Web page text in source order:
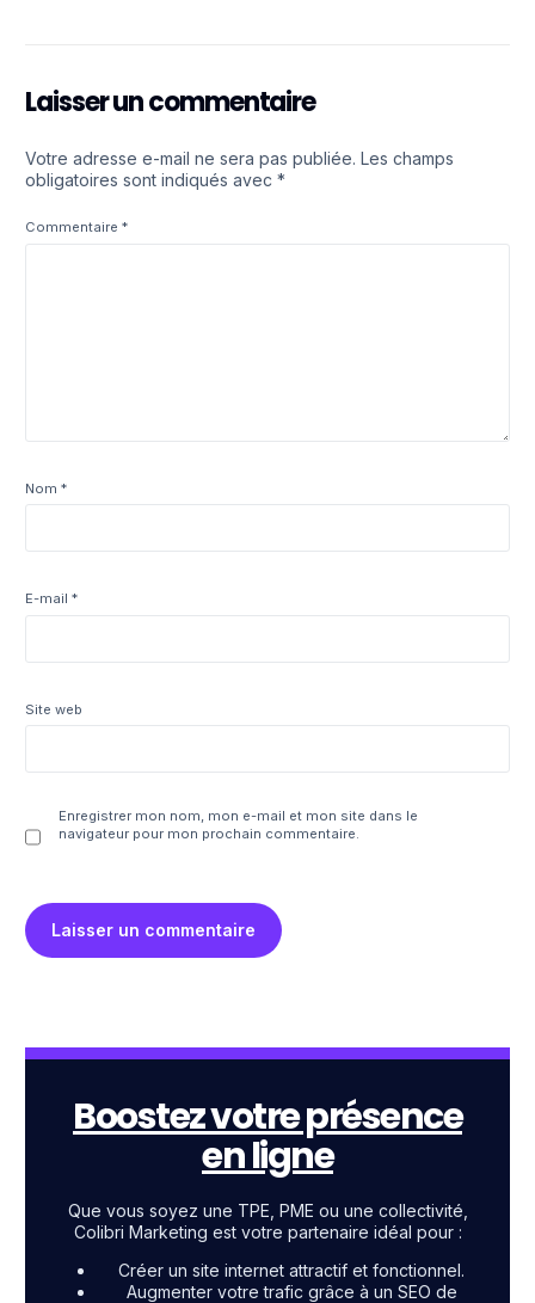
Laisser un commentaire
Votre adresse e-mail ne sera pas publiée. Les champs
obligatoires sont indiqués avec*
Commentaire*
Nom*
E-mail*
Site web
Enregistrer mon nom, mon e-mail et mon site dans le
navigateur pour mon prochain commentaire.
Boostez votre présence
en ligne
Que vous soyez une TPE, PME ou une collectivité,
Colibri Marketing est votre partenaire idéal pour :
Créer un site internet attractif et fonctionnel.
Augmenter votre trafic grâce à un SEO de